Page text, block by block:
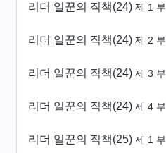
리더 일꾼의 직책(24) 제 1 부
리더 일꾼의 직책(24) 제 2 부
리더 일꾼의 직책(24) 제 3 부
리더 일꾼의 직책(24) 제 4 부
리더 일꾼의 직책(25) 제 1 부